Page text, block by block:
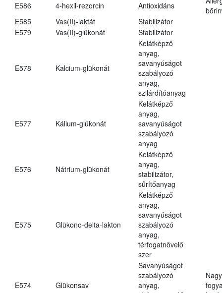
E586
4-hexil-rezorcin Antioxidáns
E585
Vas(II)-laktát
Stabilizátor
E579
Vas(II)-glükonát Stabilizátor
E578 Kalcium-glükonát
Kelátképző
anyag,
savanyúságot
szabályozó
anyag,
szilárdítóanyag
E577 Kálium-glükonát
Kelátképző
anyag,
savanyúságot
szabályozó
anyag
E576 Nátrium-glükonát
Kelátképző
anyag,
stabilizátor,
sűrítőanyag
E575 Glükono-delta-lakton
Kelátképző
anyag,
savanyúságot
szabályozó
anyag,
térfogatnövelő
szer
E574 Glükonsav
Savanyúságot
szabályozó
anyag,